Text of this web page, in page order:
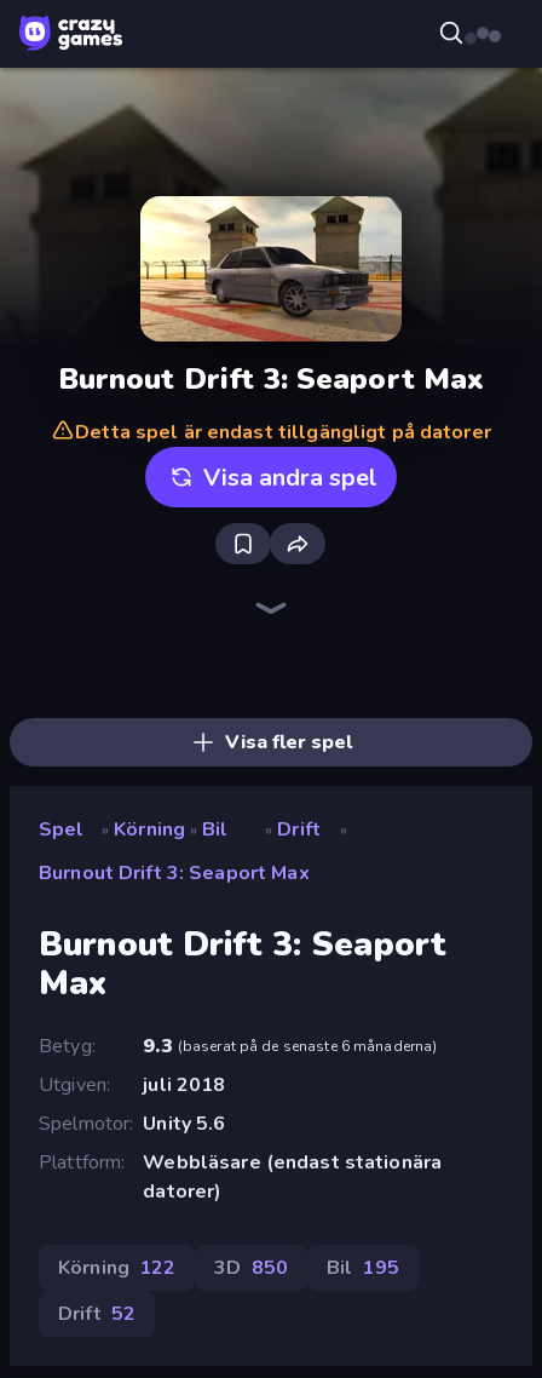
Burnout Drift 3: Seaport Max
Detta spel är endast tillgängligt på datorer
Visa andra spel
Visa fler spel
Spel » Körning » Bil » Drift »
Burnout Drift 3: Seaport Max
Burnout Drift 3: Seaport
Max
Betyg 9.3 (baserat på de senaste 6 månaderna)
Utgiven
juli 2018
Spelmotor Unity 5.6
Plattform
Webbläsare (endast stationära
datorer)
Körning 122 3D 850 Bil 195
Drift 52